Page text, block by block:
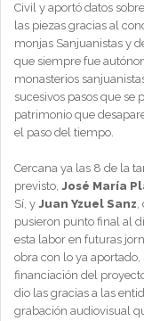
Civil y aportó datos
las piezas gracias al
monjas Sanjuanistas y
que siempre fue
monasterios
sucesivos pasos que se
patrimonio que
el paso del tiempo.
Cercana ya las 8 de la
previsto, José María
Sí, y Juan Yzuel Sanz,
pusieron punto final al
esta labor en futuras
obra con lo ya
financiación del
dio las gracias a las
grabación audiovisual